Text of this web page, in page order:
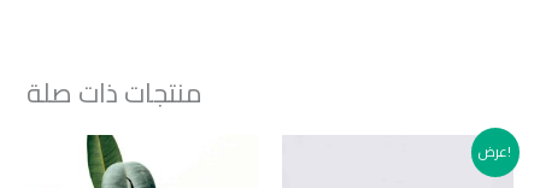
منتجات ذات صلة
عرض! OriginalCurrent
price